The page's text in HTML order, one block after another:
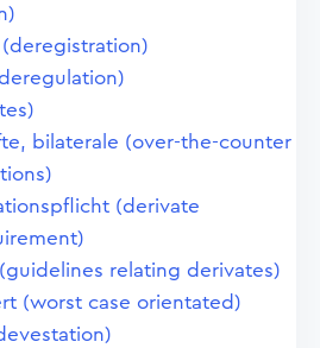
bilaterale (over-the-counter
(derivate
relating derivates)
(worst case orientated)